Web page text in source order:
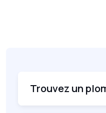
Trouvez un